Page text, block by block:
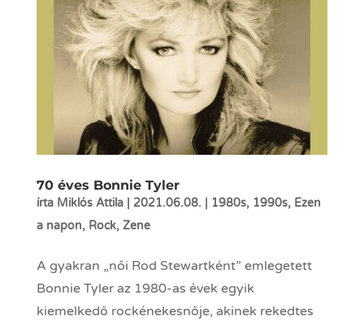
70 éves Bonnie Tyler
írta Miklós Attila| 2021.06.08. 1980s, 1990s, Ezen
a napon, Rock, Zene
A gyakran „női Rod Stewartként” emlegetett
Bonnie Tyler az 1980-as évek egyik
kiemelkedő rockénekesnője, akinek rekedtes